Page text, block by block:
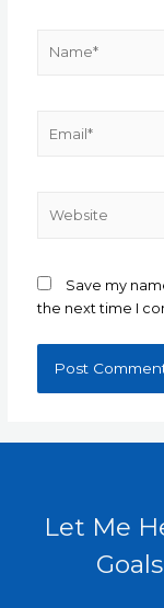
Save my
the next time I
Let Me